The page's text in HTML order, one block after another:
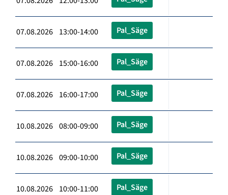
07.08.2026 13:00-14:00 Pal_Säge
07.08.2026 15:00-16:00 Pal_Säge
07.08.2026 16:00-17:00 Pal_Säge
10.08.2026 08:00-09:00 Pal_Säge
10.08.2026 09:00-10:00 Pal_Säge
10.08.2026 10:00-11:00 Pal_Säge